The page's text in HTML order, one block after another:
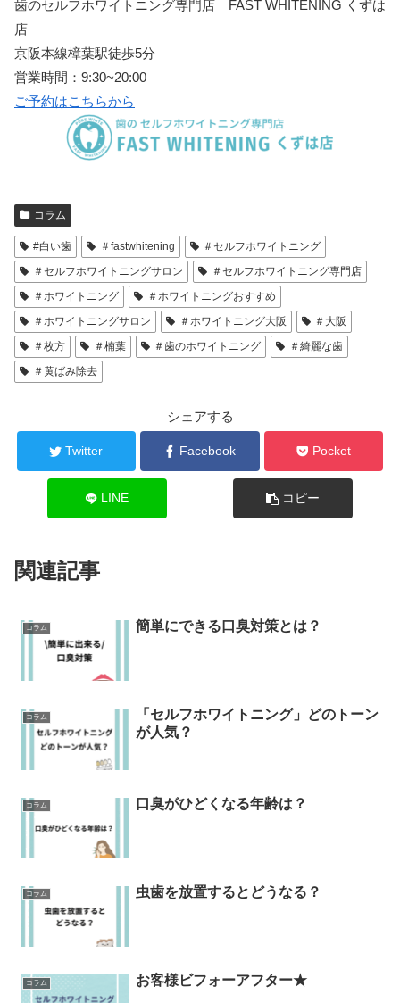
歯のセルフホワイトニング専門店 FAST WHITENING くずは
店
京阪本線樟葉駅徒歩5分
営業時間：9:30~20:00
ご予約はこちらから
コラム
#白い歯 ＃fastwhitening
＃セルフホワイトニング
＃セルフホワイトニングサロン
＃セルフホワイトニング専門店
＃ホワイトニング
＃ホワイトニングおすすめ
＃ホワイトニングサロン
＃ホワイトニング大阪
＃大阪
＃枚方
＃楠葉 ＃歯のホワイトニング
＃綺麗な歯
＃黄ばみ除去
シェアする
Twitter Facebook Pocket
LINE コピー
関連記事
コラム 簡単にできる口臭対策とは？
コラム
「セルフホワイトニング」どのトーン
が人気？
コラム 口臭がひどくなる年齢は？
コラム 虫歯を放置するとどうなる？
コラム お客様ビフォーアフター★